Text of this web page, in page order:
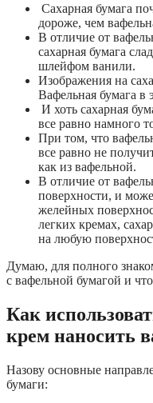
Сахарная бумага
дороже, чем
В отличие от
сахарная бумага
шлейфом ванили.
Изображения на
Вафельная бумага в
И хоть сахарная
все равно намного
При том, что
все равно не
как из вафельной.
В отличие от
поверхности, и
желейных
легких кремах,
на любую
Думаю, для полного
с вафельной бумагой и
Как
крем наносить
Назову основные
бумаги: